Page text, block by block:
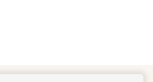
Clínica é feita peloDr.